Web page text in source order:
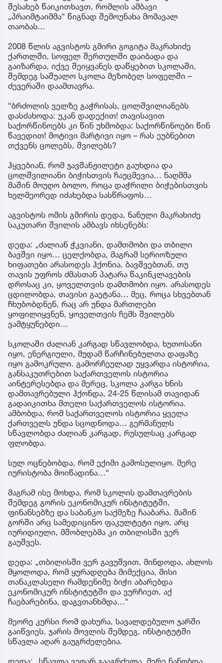
შესახებ წაიკითხავთ, რომლის ამბავი
„პრაიმტაიმმა“ წიგნად შემოუნახა მომავალ
თაობას...
2008 წლის აგვისტოს გმირი გოგიტა მაკრახიძე
ქართლში, სოფელ შერთულში დაიბადა და
გაიზარდა, იქვე შეიყვანეს დაწყებით სკოლაში,
შემდეგ საშუალო სკოლა მეზობელ სოფელში –
ძევერაში დაამთავრა.
“ბრძოლის ველზე გაჭრისას, ცოლშვილიანებს
დასძახოდა: უკან დადექით! თავისავით
საქორწინოებს კი წინ უხმობდა: საქორწინოები წინ
წავედით! მოტივი მარტივი იყო – რას ეუბნებით
თქვენს ცოლებს, შვილებს?
ჰყვებიან, რომ ჯავშანჟილეტი გაუხდია და
ცოლშვილიანი ბიჭისთვის ჩაუცმევია… ნაღმმა
მაშინ მოუღო ბოლო, როცა დაჭრილი ბიჭებისთვის
ხელმეორედ იძახებდა სასწრაფოს…
აგვისტოს ომის გმირის დედა, ნანული მაკრახიძე
საკუთარი შვილის ამბავს იხსენებს:
დედა: „ძალიან ჭკვიანი, დამთმობი და თბილი
ბავშვი იყო… ცელქობდა, მაგრამ სერიოზული
ხიფათები არასოდეს ჰქონია, ბავშვებთან, თუ
თავის უფროს ძმასთან პატარა წაკინკლავების
დროსაც კი, ყოველთვის დამთმობი იყო. არასოდეს
ცდილობდა, თავისი გაეტანა… მეც, როცა სხვებთან
ჩხუბობდნენ, რაც არ უნდა მართლები
ყოფილიყვნენ, ყოველთვის ჩემს შვილებს
ვამტყუნებდი…
სკოლაში ძალიან კარგად სწავლობდა, ხუთოსანი
იყო, ენერგიული, მუდამ წარჩინებულთა დაფაზე
იყო გამოკრული. გამორჩეულად უყვარდა ისტორია,
განსაკუთრებით საქართველოს ისტორია
აინტერესებდა და მერეც, სკოლა კარგა ხნის
დამთავრებული ჰქონდა, 24-25 წლისამ თავიდან
გადაიკითხა მთელი საქართველოს ისტორია.
ამბობდა, რომ საქართველოს ისტორია ყველა
ქართველს უნდა სცოდნოდა… გერმანულს
სწავლობდა ძალიან კარგად, რუსულსაც კარგად
ფლობდა.
სულ ოცნებობდა, რომ ექიმი გამოსულიყო. მერე
იურისტობა მოიწადინა…“
მაგრამ ისე მოხდა, რომ სკოლის დამთავრების
შემდეგ გორის ეკონომიკურ ინსტიტუტში,
ფინანსებზე და საბანკო საქმეზე ჩააბარა. მაშინ
გორში არც სამედიცინო ფაკულტეტი იყო, არც
იურიდიული, მშობლებმა კი თბილისში ვერ
გაუშვეს.
დედა: „თბილისში ვერ გავუშვით, მინდოდა, ახლოს
მყოლოდა, რომ ყურადღება მიმექცია, მისი
თანაკლასელი რამდენიმე ბიჭი აბარებდა
ეკონომიკურ ინსტიტუტში და ვურჩიეთ, აქ
ჩაებარებინა, დაგვთანხმდა…“
მეორე კურსი რომ დახურა, სავალდებულო ჯარში
გაიწვიეს. ჯარის მოვლის შემდეგ, ინსტიტუტში
სწავლა აღარ გაუგრძელებია.
დედა: „სწავლა ვეღარ გააგრძელა. მერე ნანობდა,